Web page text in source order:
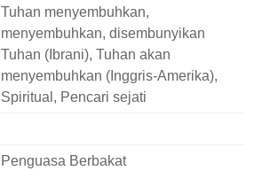
Tuhan menyembuhkan,
menyembuhkan, disembunyikan
Tuhan (Ibrani), Tuhan akan
menyembuhkan (Inggris-Amerika),
Spiritual, Pencari sejati
Penguasa Berbakat